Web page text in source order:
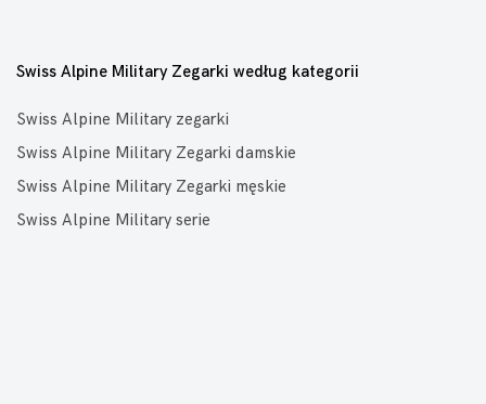
Swiss Alpine Military Zegarki według kategorii
Swiss Alpine Military zegarki
Swiss Alpine Military Zegarki damskie
Swiss Alpine Military Zegarki męskie
Swiss Alpine Military serie